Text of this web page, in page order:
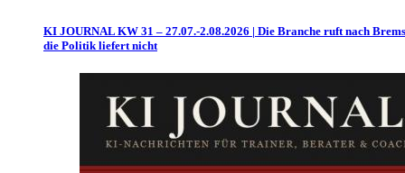
KI JOURNAL KW 31 – 27.07.-2.08.2026 | Die Branche ruft nach
die Politik liefert nicht